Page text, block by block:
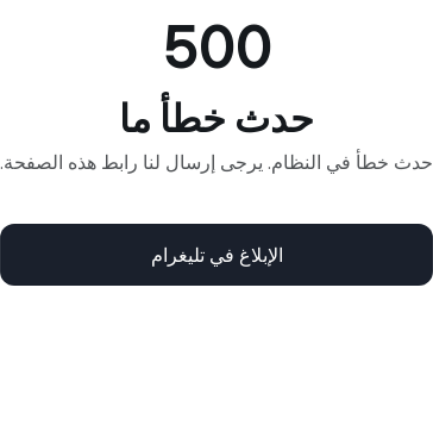
500
حدث خطأ ما
حدث خطأ في النظام. يرجى إرسال لنا رابط هذه الصفحة.
الإبلاغ في تليغرام